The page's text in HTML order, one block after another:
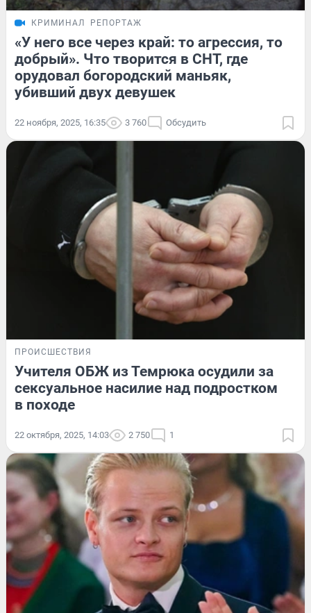
КРИМИНАЛ РЕПОРТАЖ
«У него все через край: то агрессия, то
добрый». Что творится в СНТ, где
орудовал богородский маньяк,
убивший двух девушек
22 ноября, 2025, 16:35 3 760 Обсудить
ПРОИСШЕСТВИЯ
Учителя ОБЖ из Темрюка осудили за
сексуальное насилие над подростком
в походе
22 октября, 2025, 14:03 2 750 1